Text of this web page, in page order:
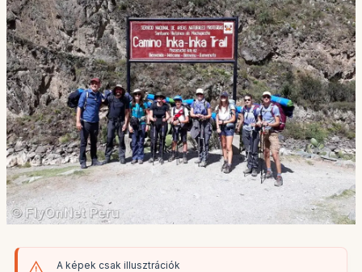
A képek csak illusztrációk